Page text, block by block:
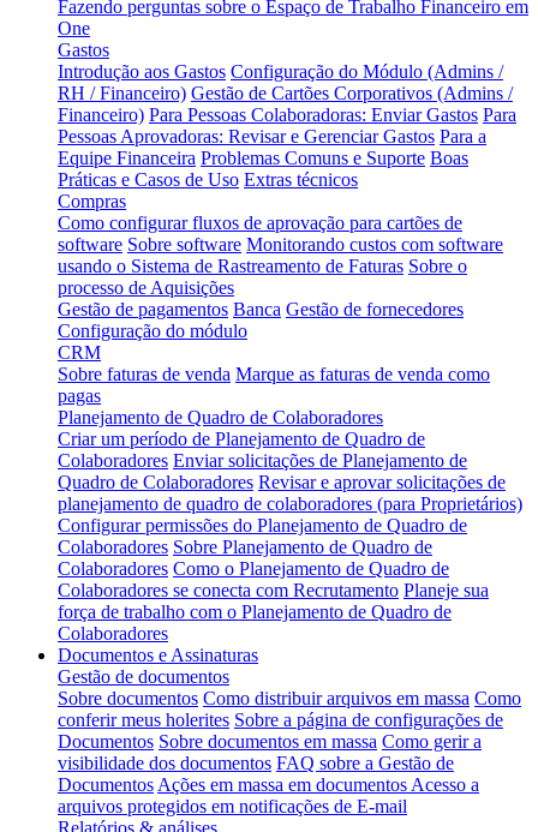
Fazendo perguntas sobre o Espaço de Trabalho Financeiro em
One
Gastos
Introdução aos Gastos Configuração do Módulo (Admins /
RH / Financeiro) Gestão de Cartões Corporativos (Admins /
Financeiro) Para Pessoas Colaboradoras: Enviar Gastos Para
Pessoas Aprovadoras: Revisar e Gerenciar Gastos Para a
Equipe Financeira Problemas Comuns e Suporte Boas
Práticas e Casos de Uso Extras técnicos
Compras
Como configurar fluxos de aprovação para cartões de
software Sobre software Monitorando custos com software
usando o Sistema de Rastreamento de Faturas Sobre o
processo de Aquisições
Gestão de pagamentos Banca Gestão de fornecedores
Configuração do módulo
CRM
Sobre faturas de venda Marque as faturas de venda como
pagas
Planejamento de Quadro de Colaboradores
Criar um período de Planejamento de Quadro de
Colaboradores Enviar solicitações de Planejamento de
Quadro de Colaboradores Revisar e aprovar solicitações de
planejamento de quadro de colaboradores (para Proprietários)
Configurar permissões do Planejamento de Quadro de
Colaboradores Sobre Planejamento de Quadro de
Colaboradores Como o Planejamento de Quadro de
Colaboradores se conecta com Recrutamento Planeje sua
força de trabalho com o Planejamento de Quadro de
Colaboradores
Documentos e Assinaturas
Gestão de documentos
Sobre documentos Como distribuir arquivos em massa Como
conferir meus holerites Sobre a página de configurações de
Documentos Sobre documentos em massa Como gerir a
visibilidade dos documentos FAQ sobre a Gestão de
Documentos Ações em massa em documentos Acesso a
arquivos protegidos em notificações de E-mail
Relatórios & análises